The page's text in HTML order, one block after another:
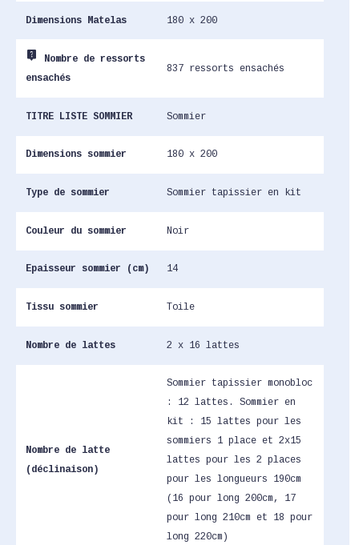
Dimensions Matelas 180 x 200
live_help
Nombre de ressorts
ensachés
837 ressorts ensachés
TITRE LISTE SOMMIER Sommier
Dimensions sommier 180 x 200
Type de sommier Sommier tapissier en kit
Couleur du sommier Noir
Epaisseur sommier (cm) 14
Tissu sommier Toile
Nombre de lattes 2 x 16 lattes
Nombre de latte
(déclinaison)
Sommier tapissier monobloc
: 12 lattes. Sommier en
kit : 15 lattes pour les
sommiers 1 place et 2x15
lattes pour les 2 places
pour les longueurs 190cm
(16 pour long 200cm, 17
pour long 210cm et 18 pour
long 220cm)